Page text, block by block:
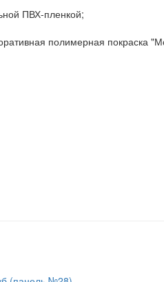
ПВХ-пленкой;
полимерная покраска